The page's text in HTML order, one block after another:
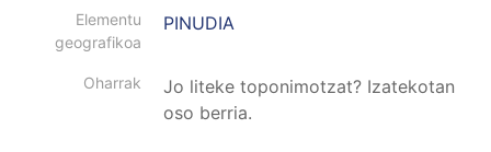
Elementu
geografikoa
PINUDIA
Oharrak
Jo liteke toponimotzat? Izatekotan
oso berria.